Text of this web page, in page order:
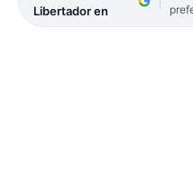
Libertador en